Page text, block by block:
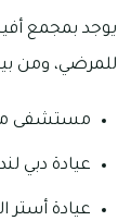
للمرضي، ومن
مستشفى
عيادة دبي
عيادة أستر